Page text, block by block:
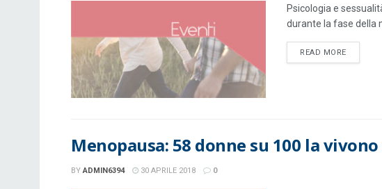
Psicologia e
durante la fase della
READ MOREDETAILS
Menopausa: 58 donne su 100 la
BY ADMIN6394 30 APRILE 2018 0